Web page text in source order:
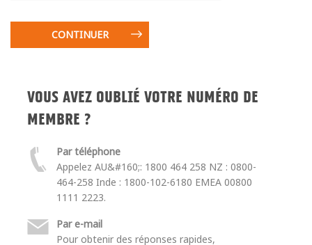
VOUS AVEZ OUBLIÉ VOTRE NUMÉRO DE
MEMBRE ?
Par téléphone
Appelez AU&#160;: 1800 464 258 NZ : 0800-
464-258 Inde : 1800-102-6180 EMEA 00800
1111 2223.
Par e-mail
Pour obtenir des réponses rapides,